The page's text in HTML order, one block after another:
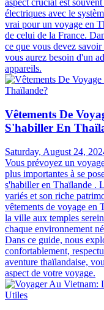
aspect crucial est
électriques avec le
vrai pour un voyage en
de celui de la France.
ce que vous devez
vous aurez besoin d'un
appareils.
Vêtements De
S'habiller En
Saturday, August 24,
Vous prévoyez un
plus importantes à se
s'habiller en Thaïlande .
variés et son riche
vêtements de voyage en
la ville aux temples
chaque environnement
Dans ce guide, nous
confortablement,
aventure thaïlandaise,
aspect de votre voyage.